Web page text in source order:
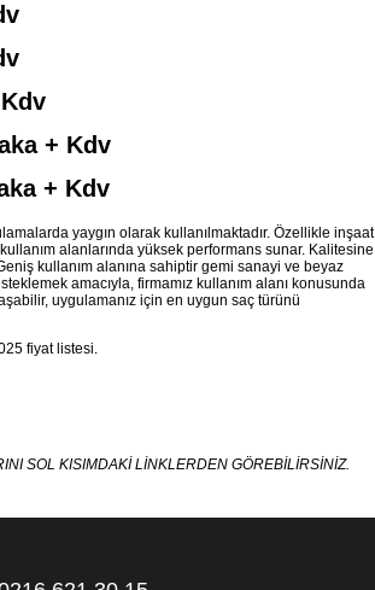
+ Kdv
+ Kdv
yaygın olarak kullanılmaktadır. Özellikle inşaat
alanlarında yüksek performans sunar. Kalitesine
kullanım alanına sahiptir gemi sanayi ve beyaz
amacıyla, firmamız kullanım alanı konusunda
uygulamanız için en uygun saç türünü
fiyat listesi.
SOL KISIMDAKİ LİNKLERDEN GÖREBİLİRSİNİZ.